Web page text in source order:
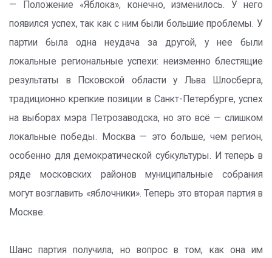
— Положение «Яблока», конечно, изменилось. У него
появился успех, так как с ним были большие проблемы. У
партии была одна неудача за другой, у нее были
локальные региональные успехи: неизменно блестящие
результаты в Псковской области у Льва Шлосберга,
традиционно крепкие позиции в Санкт-Петербурге, успех
на выборах мэра Петрозаводска, но это всё — слишком
локальные победы. Москва — это больше, чем регион,
особенно для демократической субкультуры. И теперь в
ряде московских районов муниципальные собрания
могут возглавить «яблочники». Теперь это вторая партия в
Москве.
Шанс партия получила, но вопрос в том, как она им